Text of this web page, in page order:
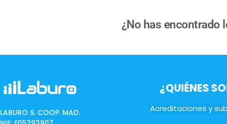
¿No has encontrado
LABURO S. COOP. MAD.
¿QUIÉNES
Acreditaciones y